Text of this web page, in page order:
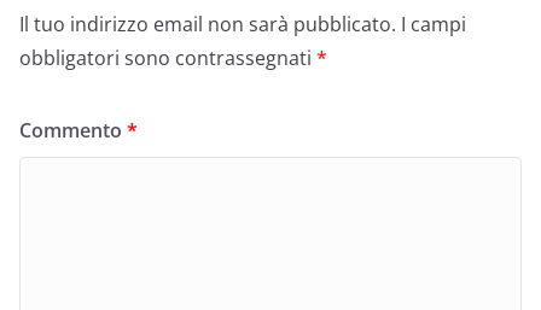
Il tuo indirizzo email non sarà pubblicato. I campi
obbligatori sono contrassegnati *
Commento *